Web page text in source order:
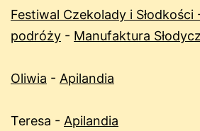
Festiwal Czekolady i Słodkości
podróży - Manufaktura
Oliwia - Apilandia
Teresa - Apilandia